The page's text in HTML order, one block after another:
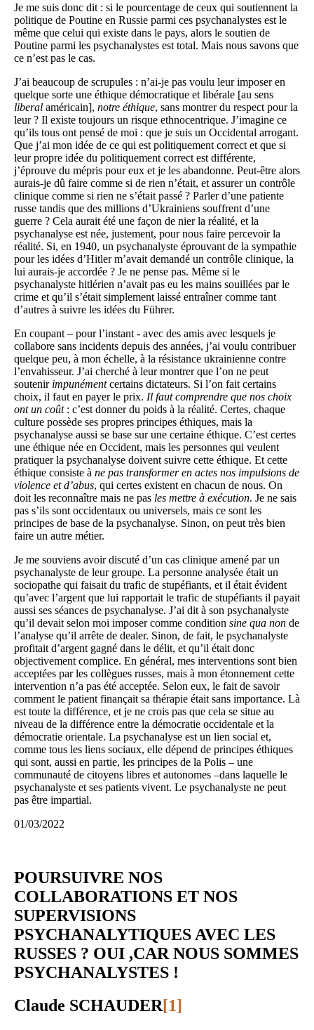
Je me suis donc dit : si le pourcentage de ceux qui soutiennent la
politique de Poutine en Russie parmi ces psychanalystes est le
même que celui qui existe dans le pays, alors le soutien de
Poutine parmi les psychanalystes est total. Mais nous savons que
ce n’est pas le cas.
J’ai beaucoup de scrupules : n’ai-je pas voulu leur imposer en
quelque sorte une éthique démocratique et libérale [au sens
liberal américain], notre éthique, sans montrer du respect pour la
leur ? Il existe toujours un risque ethnocentrique. J’imagine ce
qu’ils tous ont pensé de moi : que je suis un Occidental arrogant.
Que j’ai mon idée de ce qui est politiquement correct et que si
leur propre idée du politiquement correct est différente,
j’éprouve du mépris pour eux et je les abandonne. Peut-être alors
aurais-je dû faire comme si de rien n’était, et assurer un contrôle
clinique comme si rien ne s’était passé ? Parler d’une patiente
russe tandis que des millions d’Ukrainiens souffrent d’une
guerre ? Cela aurait été une façon de nier la réalité, et la
psychanalyse est née, justement, pour nous faire percevoir la
réalité. Si, en 1940, un psychanalyste éprouvant de la sympathie
pour les idées d’Hitler m’avait demandé un contrôle clinique, la
lui aurais-je accordée ? Je ne pense pas. Même si le
psychanalyste hitlérien n’avait pas eu les mains souillées par le
crime et qu’il s’était simplement laissé entraîner comme tant
d’autres à suivre les idées du Führer.
En coupant – pour l’instant - avec des amis avec lesquels je
collabore sans incidents depuis des années, j’ai voulu contribuer
quelque peu, à mon échelle, à la résistance ukrainienne contre
l’envahisseur. J’ai cherché à leur montrer que l’on ne peut
soutenir impunémentcertains dictateurs. Si l’on fait certains
choix, il faut en payer le prix. Il faut comprendre que nos choix
ont un coût : c’est donner du poids à la réalité. Certes, chaque
culture possède ses propres principes éthiques, mais la
psychanalyse aussi se base sur une certaine éthique. C’est certes
une éthique née en Occident, mais les personnes qui veulent
pratiquer la psychanalyse doivent suivre cette éthique. Et cette
éthique consiste à ne pas transformer en actes nos impulsions de
violence et d’abus, qui certes existent en chacun de nous. On
doit les reconnaître mais ne pas les mettre à exécution. Je ne sais
pas s’ils sont occidentaux ou universels, mais ce sont les
principes de base de la psychanalyse. Sinon, on peut très bien
faire un autre métier.
Je me souviens avoir discuté d’un cas clinique amené par un
psychanalyste de leur groupe. La personne analysée était un
sociopathe qui faisait du trafic de stupéfiants, et il était évident
qu’avec l’argent que lui rapportait le trafic de stupéfiants il payait
aussi ses séances de psychanalyse. J’ai dit à son psychanalyste
qu’il devait selon moi imposer comme condition sine qua non de
l’analyse qu’il arrête de dealer. Sinon, de fait, le psychanalyste
profitait d’argent gagné dans le délit, et qu’il était donc
objectivement complice. En général, mes interventions sont bien
acceptées par les collègues russes, mais à mon étonnement cette
intervention n’a pas été acceptée. Selon eux, le fait de savoir
comment le patient finançait sa thérapie était sans importance. Là
est toute la différence, et je ne crois pas que cela se situe au
niveau de la différence entre la démocratie occidentale et la
démocratie orientale. La psychanalyse est un lien social et,
comme tous les liens sociaux, elle dépend de principes éthiques
qui sont, aussi en partie, les principes de la Polis – une
communauté de citoyens libres et autonomes –dans laquelle le
psychanalyste et ses patients vivent. Le psychanalyste ne peut
pas être impartial.
01/03/2022
POURSUIVRE NOS
COLLABORATIONS ET NOS
SUPERVISIONS
PSYCHANALYTIQUES AVEC LES
RUSSES ? OUI ,CAR NOUS SOMMES
PSYCHANALYSTES !
Claude SCHAUDER[1]